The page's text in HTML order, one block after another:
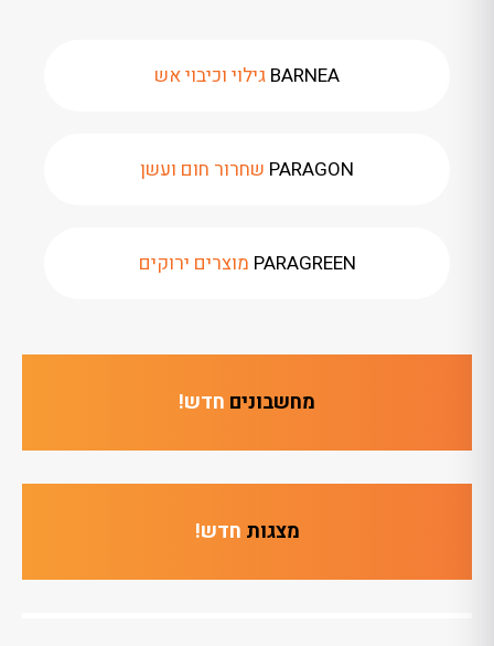
BARNEA גילוי וכיבוי אש
PARAGON שחרור חום ועשן
PARAGREEN מוצרים ירוקים
מחשבונים חדש!
מצגות חדש!